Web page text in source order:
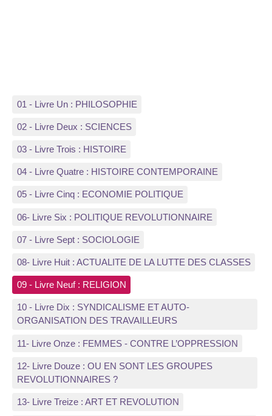
01 - Livre Un : PHILOSOPHIE
02 - Livre Deux : SCIENCES
03 - Livre Trois : HISTOIRE
04 - Livre Quatre : HISTOIRE CONTEMPORAINE
05 - Livre Cinq : ECONOMIE POLITIQUE
06- Livre Six : POLITIQUE REVOLUTIONNAIRE
07 - Livre Sept : SOCIOLOGIE
08- Livre Huit : ACTUALITE DE LA LUTTE DES CLASSES
09 - Livre Neuf : RELIGION
10 - Livre Dix : SYNDICALISME ET AUTO-
ORGANISATION DES TRAVAILLEURS
11- Livre Onze : FEMMES - CONTRE L’OPPRESSION
12- Livre Douze : OU EN SONT LES GROUPES
REVOLUTIONNAIRES ?
13- Livre Treize : ART ET REVOLUTION